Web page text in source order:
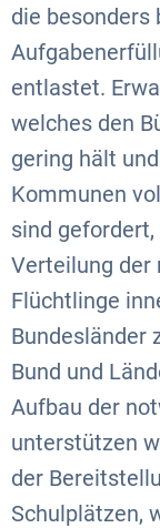
die
entlastet.
welches den
gering hält
Kommunen
sind
Verteilung der
Flüchtlinge
Bundesländer
Bund und
Aufbau der
unterstützen
der
Schulplätzen,